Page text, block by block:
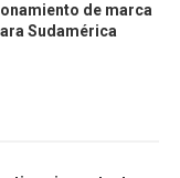
de marca
Sudamérica